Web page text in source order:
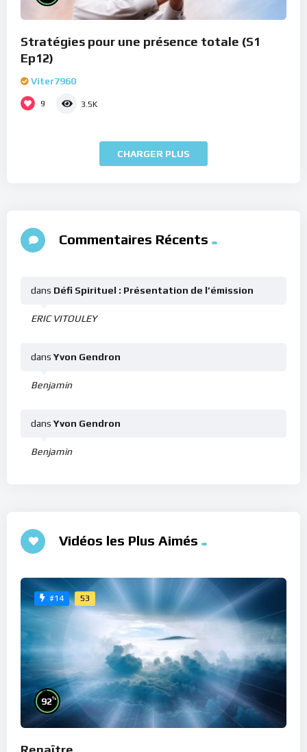
Stratégies pour une présence totale (S1
Ep12)
Viter7960
9 3.5K
CHARGER PLUS
Commentaires Récents
ERIC VITOULEY
dans Défi Spirituel : Présentation de l’émission
Benjamin
dans Yvon Gendron
Benjamin
dans Yvon Gendron
Vidéos les Plus Aimés
#14 53
92%